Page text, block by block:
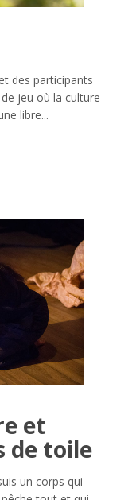
des participants
jeu où la culture
libre...
et
de toile
un corps qui